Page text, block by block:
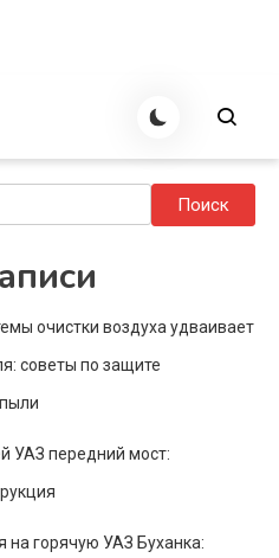
Найти:
очистки воздуха удваивает
советы по защите
УАЗ передний мост:
на горячую УАЗ Буханка: